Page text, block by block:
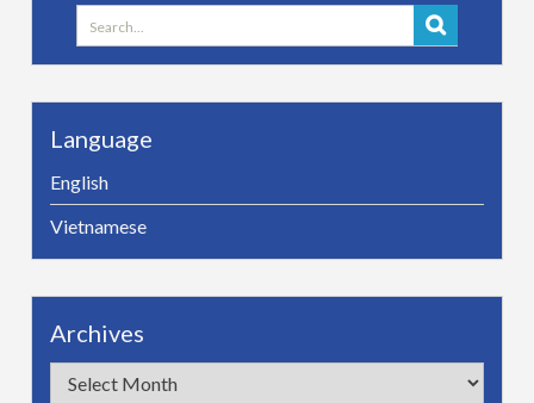
Search
for:
Language
English
Vietnamese
Archives
Archives